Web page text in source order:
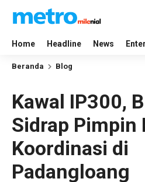
Home Headline News
Beranda Blog
Kawal IP300,
Sidrap Pimpin
Koordinasi di
Padangloang